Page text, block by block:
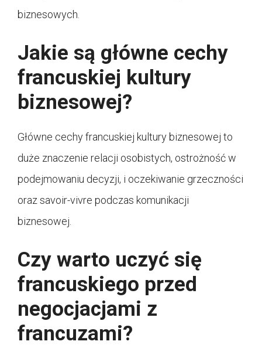
biznesowych.
Jakie są główne cechy
francuskiej kultury
biznesowej?
Główne cechy francuskiej kultury biznesowej to
duże znaczenie relacji osobistych, ostrożność w
podejmowaniu decyzji, i oczekiwanie grzeczności
oraz savoir-vivre podczas komunikacji
biznesowej.
Czy warto uczyć się
francuskiego przed
negocjacjami z
francuzami?